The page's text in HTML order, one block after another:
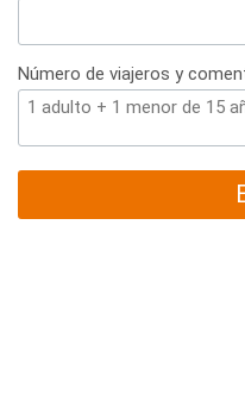
Número de viajeros y